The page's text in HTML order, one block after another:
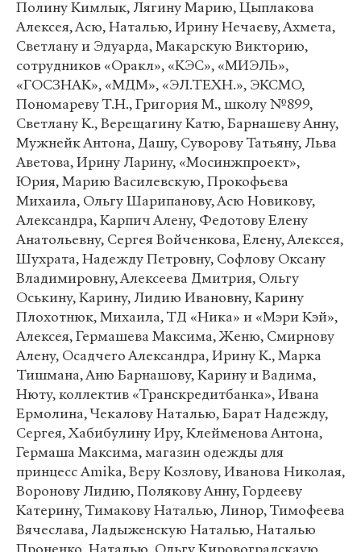
Полину Кимлык, Лягину Марию, Цыплакова
Алексея, Асю, Наталью, Ирину Нечаеву, Ахмета,
Светлану и Эдуарда, Макарскую Викторию,
сотрудников «Оракл», «КЭС», «МИЭЛЬ»,
«ГОСЗНАК», «МДМ», «ЭЛ.ТЕХН.», ЭКСМО,
Пономареву Т.Н., Григория М., школу №899,
Светлану К., Верещагину Катю, Барнашеву Анну,
Мужнейк Антона, Дашу, Суворову Татьяну, Льва
Аветова, Ирину Ларину, «Мосинжпроект»,
Юрия, Марию Василевскую, Прокофьева
Михаила, Ольгу Шарипанову, Асю Новикову,
Александра, Карпич Алену, Федотову Елену
Анатольевну, Сергея Войченкова, Елену, Алексея,
Шухрата, Надежду Петровну, Софлову Оксану
Владимировну, Алексеева Дмитрия, Ольгу
Оськину, Карину, Лидию Ивановну, Карину
Плохотнюк, Михаила, ТД «Ника» и «Мэри Кэй»,
Алексея, Гермашева Максима, Женю, Смирнову
Алену, Осадчего Александра, Ирину К., Марка
Тишмана, Аню Барнашову, Карину и Вадима,
Нюту, коллектив «Транскредитбанка», Ивана
Ермолина, Чекалову Наталью, Барат Надежду,
Сергея, Хабибулину Иру, Клейменова Антона,
Гермаша Максима, магазин одежды для
принцесс Amika, Веру Козлову, Иванова Николая,
Воронову Лидию, Полякову Анну, Гордееву
Катерину, Тимакову Наталью, Линор, Тимофеева
Вячеслава, Ладыженскую Наталью, Наталью